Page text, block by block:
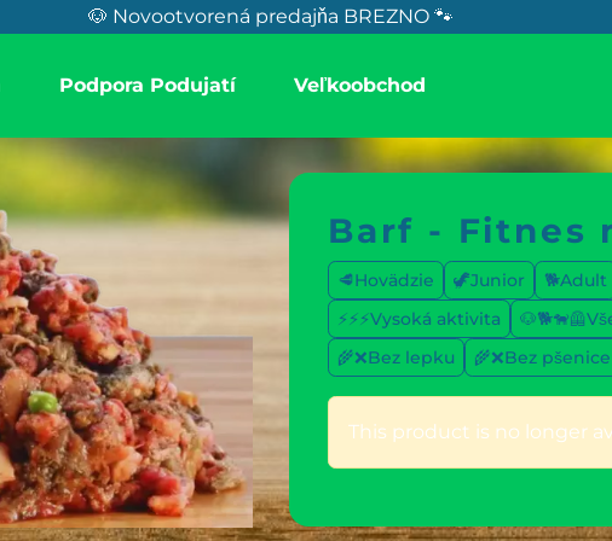
🐶 Novootvorená predajňa BREZNO 🐾
Podpora Podujatí Veľkoobchod
Barf - Fitnes
🥩Hovädzie 🦖Junior 🐕Adult
⚡⚡⚡Vysoká aktivita
🌾❌Bez lepku
🌾❌Bez pšenice
This product is no longer